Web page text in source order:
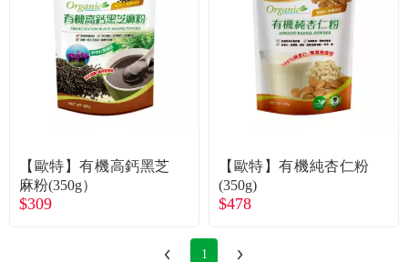
【歐特】有機高鈣黑芝
麻粉(350g）
$309
【歐特】有機純杏仁粉
(350g)
$478
1